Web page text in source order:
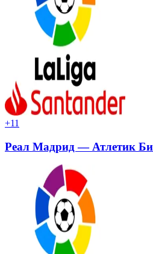
+11
Реал Мадрид — Атлетик